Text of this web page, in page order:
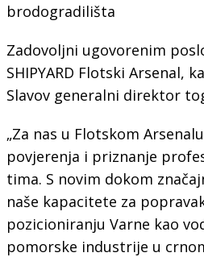
brodogradilišta
Zadovoljni ugovorenim
SHIPYARD Flotski Arsenal,
Slavov generalni direktor
„Za nas u Flotskom
povjerenja i priznanje
tima. S novim dokom
naše kapacitete za
pozicioniranju Varne kao
pomorske industrije u